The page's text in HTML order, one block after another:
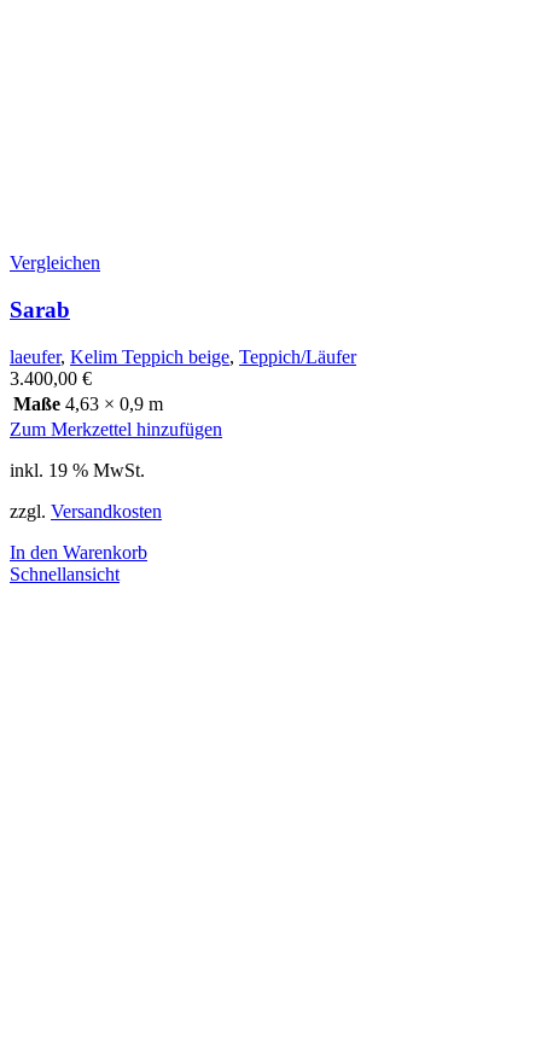
Vergleichen
Sarab
laeufer, Kelim Teppich beige, Teppich/Läufer
3.400,00 €
Maße 4,63 × 0,9 m
Zum Merkzettel hinzufügen
inkl. 19 % MwSt.
zzgl. Versandkosten
In den Warenkorb
Schnellansicht